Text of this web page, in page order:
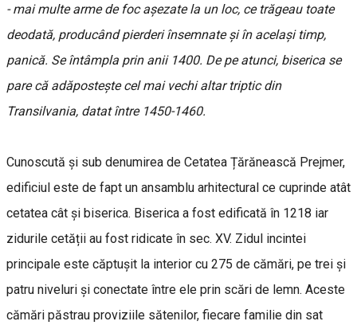
- mai multe arme de foc așezate la un loc, ce trăgeau toate
deodată, producând pierderi însemnate și în același timp,
panică. Se întâmpla prin anii 1400. De pe atunci, biserica se
pare că adăpostește cel mai vechi altar triptic din
Transilvania, datat între 1450-1460.
Cunoscută și sub denumirea de Cetatea Țărănească Prejmer,
edificiul este de fapt un ansamblu arhitectural ce cuprinde atât
cetatea cât și biserica. Biserica a fost edificată în 1218 iar
zidurile cetății au fost ridicate în sec. XV. Zidul incintei
principale este căptuşit la interior cu 275 de cămări, pe trei şi
patru niveluri și conectate între ele prin scări de lemn. Aceste
cămări păstrau proviziile sătenilor, fiecare familie din sat